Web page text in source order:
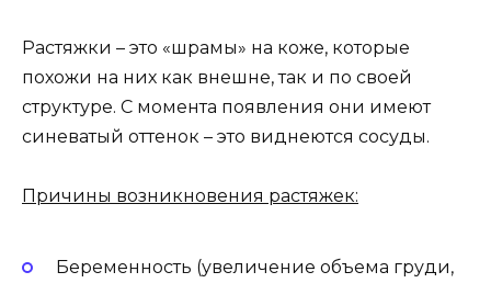
Растяжки – это «шрамы» на коже, которые
похожи на них как внешне, так и по своей
структуре. С момента появления они имеют
синеватый оттенок – это виднеются сосуды.
Причины возникновения растяжек:
Беременность (увеличение объема груди,